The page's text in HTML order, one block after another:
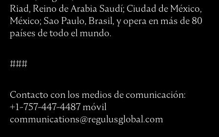
Riad, Reino de Arabia Saudí; Ciudad de México,
México; Sao Paulo, Brasil, y opera en más de 80
países de todo el mundo.
###
Contacto con los medios de comunicación:
+1-757-447-4487 móvil
communications@regulusglobal.com